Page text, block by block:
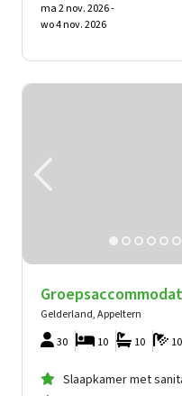
ma 2 nov. 2026 -
wo 4 nov. 2026
Gelderland, Appeltern
30 10
10
10
Slaapkamer met